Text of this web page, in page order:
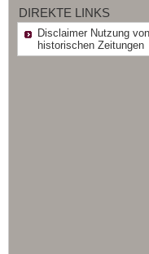
DIREKTE LINKS
Disclaimer Nutzung von
historischen Zeitungen